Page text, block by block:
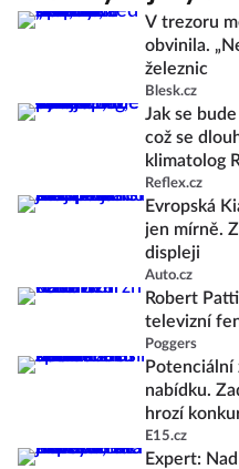
V trezoru
obvinila.
železnic
Blesk.cz
Jak se
což se
klimatolog
Reflex.cz
Evropská
jen mírně.
displeji
Auto.cz
Robert
televizní
Poggers
Potenciální
nabídku.
hrozí
E15.cz
Expert: